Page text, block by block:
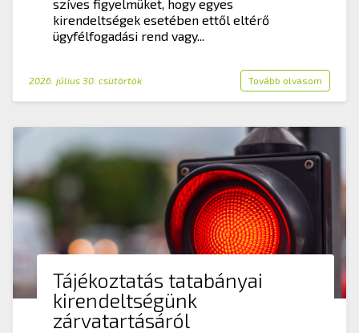
szíves figyelmüket, hogy egyes
kirendeltségek esetében ettől eltérő
ügyfélfogadási rend vagy...
2026. július 30. csütörtök Tovább olvasom
Tájékoztatás tatabányai
kirendeltségünk
zárvatartásáról